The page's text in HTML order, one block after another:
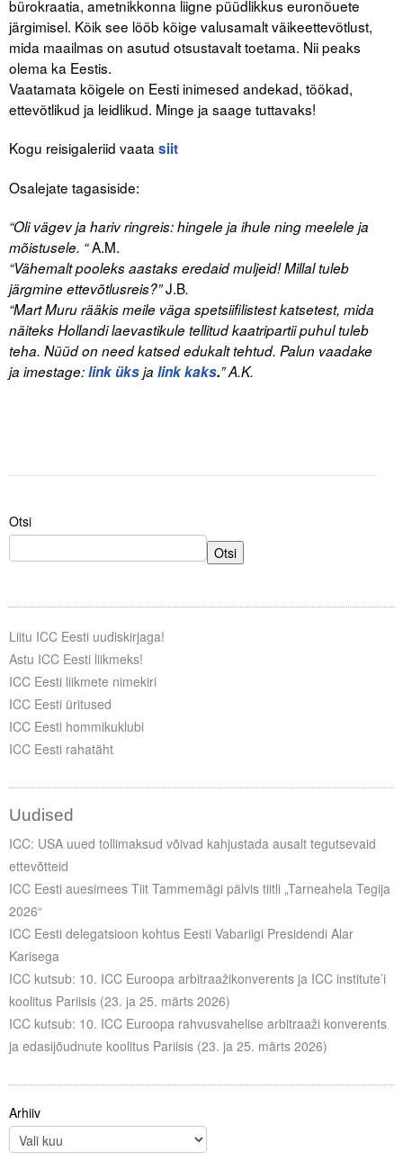
bürokraatia, ametnikkonna liigne püüdlikkus euronõuete
järgimisel. Kõik see lööb kõige valusamalt väikeettevõtlust,
mida maailmas on asutud otsustavalt toetama. Nii peaks
olema ka Eestis.
Vaatamata kõigele on Eesti inimesed andekad, töökad,
ettevõtlikud ja leidlikud. Minge ja saage tuttavaks!
Kogu reisigaleriid vaata siit
Osalejate tagasiside:
“Oli vägev ja hariv ringreis: hingele ja ihule ning meelele ja
mõistusele. “A.M.
“Vähemalt pooleks aastaks eredaid muljeid! Millal tuleb
järgmine ettevõtlusreis?”J.B.
“Mart Muru rääkis meile väga spetsiifilistest katsetest, mida
näiteks Hollandi laevastikule tellitud kaatripartii puhul tuleb
teha. Nüüd on need katsed edukalt tehtud. Palun vaadake
ja imestage:link üksja link kaks.” A.K.
Otsi
Otsi
Liitu ICC Eesti uudiskirjaga!
Astu ICC Eesti liikmeks!
ICC Eesti liikmete nimekiri
ICC Eesti üritused
ICC Eesti hommikuklubi
ICC Eesti rahatäht
Uudised
ICC: USA uued tollimaksud võivad kahjustada ausalt tegutsevaid
ettevõtteid
ICC Eesti auesimees Tiit Tammemägi pälvis tiitli „Tarneahela Tegija
2026“
ICC Eesti delegatsioon kohtus Eesti Vabariigi Presidendi Alar
Karisega
ICC kutsub: 10. ICC Euroopa arbitraažikonverents ja ICC institute’i
koolitus Pariisis (23. ja 25. märts 2026)
ICC kutsub: 10. ICC Euroopa rahvusvahelise arbitraaži konverents
ja edasijõudnute koolitus Pariisis (23. ja 25. märts 2026)
Arhiiv